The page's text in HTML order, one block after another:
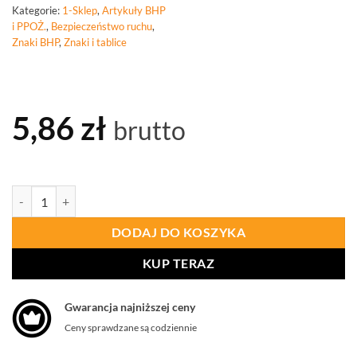
Kategorie: 1-Sklep,Artykuły BHP
i PPOŻ., Bezpieczeństwo ruchu,
Znaki BHP,Znaki i tablice
5,86 zł brutto
DODAJ DO KOSZYKA
KUP TERAZ
Gwarancja najniższej ceny
Ceny sprawdzane są codziennie